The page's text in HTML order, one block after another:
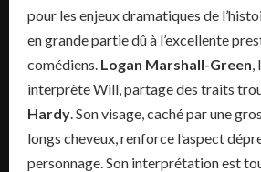
pour les enjeux dramatiques de
en grande partie dû à l’excellente
comédiens. Logan Marshall-Green,
interprète Will, partage des traits
Hardy. Son visage, caché par une
longs cheveux, renforce l’aspect
personnage. Son interprétation est